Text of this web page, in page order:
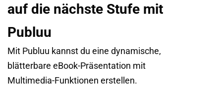
auf die nächste Stufe mit
Publuu
Mit Publuu kannst du eine dynamische,
blätterbare eBook-Präsentation mit
Multimedia-Funktionen erstellen.